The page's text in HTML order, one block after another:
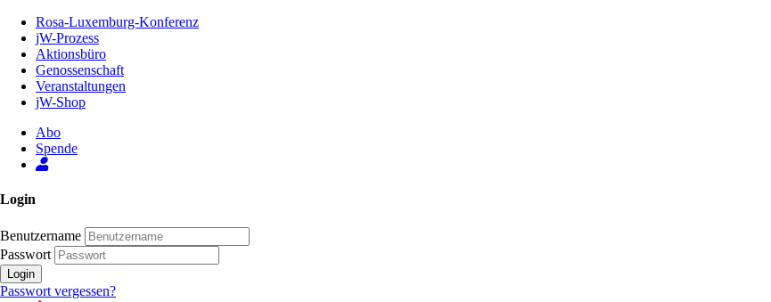
Inhalt
Seite
Rosa-Luxemburg-Konferenz
jW-Prozess
Aktionsbüro
Genossenschaft
Veranstaltungen
jW-Shop
Abo
Spende
Login
Benutzername
Passwort
Login
Passwort vergessen?